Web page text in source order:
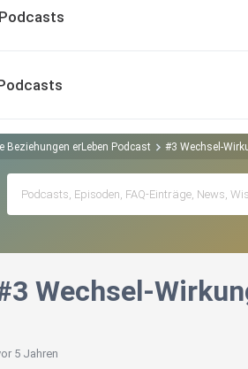
Beziehungen erLeben Podcast #3 Wechsel-
Wechsel-
5 Jahren